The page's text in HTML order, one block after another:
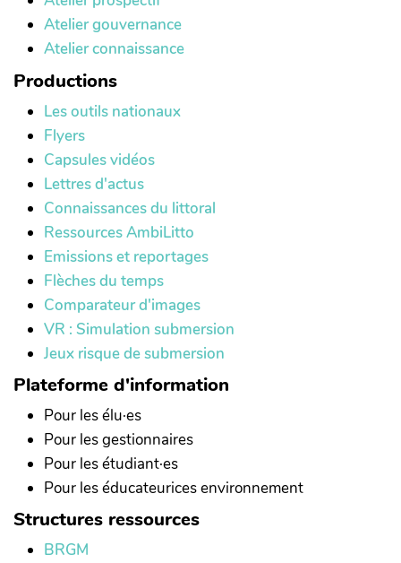
Atelier gouvernance
Atelier connaissance
Productions
Les outils nationaux
Flyers
Capsules vidéos
Lettres d'actus
Connaissances du littoral
Ressources AmbiLitto
Emissions et reportages
Flèches du temps
Comparateur d'images
VR : Simulation submersion
Jeux risque de submersion
Plateforme d'information
Pour les élu·es
Pour les gestionnaires
Pour les étudiant·es
Pour les éducateurices environnement
Structures ressources
BRGM